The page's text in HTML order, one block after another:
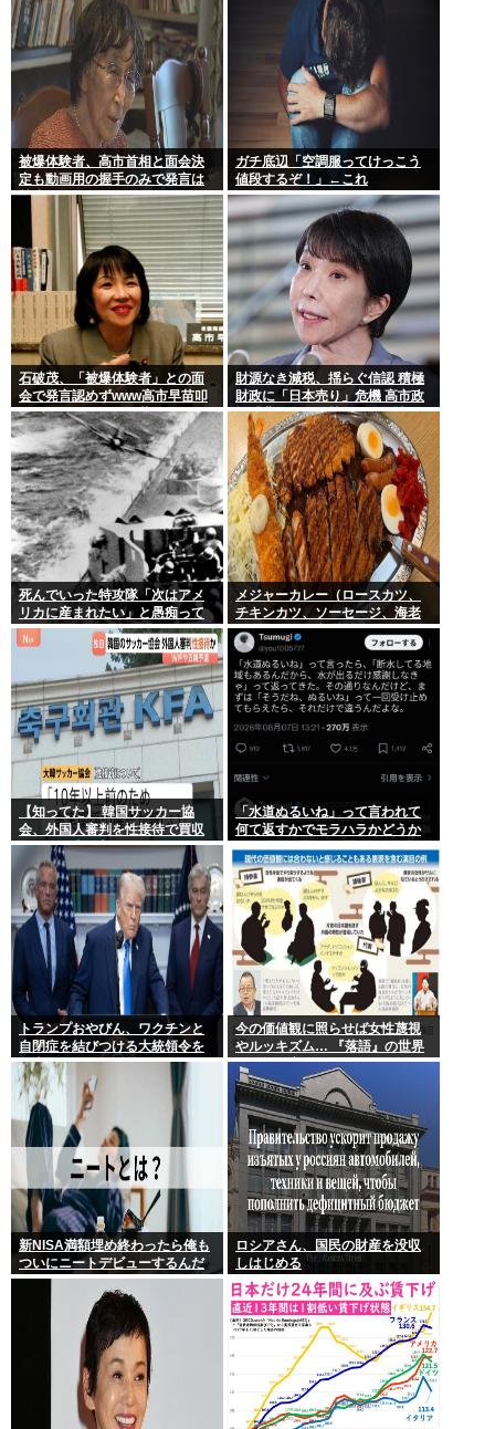
被爆体験者、高市首相と面会決
定も動画用の握手のみで発言は
禁止www
ガチ底辺「空調服ってけっこう
値段するぞ！」←これ
石破茂、「被爆体験者」との面
会で発言認めずwww高市早苗叩
いてたケンモメンは革肉なもん
だねえ～w
財源なき減税、揺らぐ信認 積極
財政に「日本売り」危機 高市政
権「悲願」に固執〔深層探訪〕
死んでいった特攻隊「次はアメ
リカに産まれたい」と愚痴って
いた
メジャーカレー（ロースカツ、
チキンカツ、ソーセージ、海老
フライ、ゆで卵）ケンモメンな
ら余裕でペロリだろ？
【知ってた】 韓国サッカー協
会、外国人審判を性接待で買収
していた事が判明
「水道ぬるいね」って言われて
何て返すかでモラハラかどうか
わかるらしいwww
トランプおやびん、ワクチンと
自閉症を結びつける大統領令を
発表へ、
今の価値観に照らせば女性蔑視
やルッキズム… 『落語』の世界
もセリフ変更や改作、現代にふ
さわしい表現模索の動き
新NISA満額埋め終わったら俺も
ついにニートデビューするんだ
がアドバイスある?
ロシアさん、国民の財産を没収
しはじめる